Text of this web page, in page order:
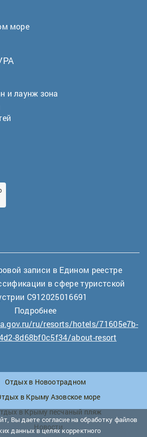
море
и лаунж зона
записи в Едином реестре
в сфере туристской
С912025016691
Подробнее
ru/resorts/hotels/71605e7b-
8d68bf0c5f34/about-resort
Отдых в Новоотрадном
в Крыму Азовское море
в Крыму песчаный пляж
Новости
Вы даете согласие на обработку файлов
данных в целях корректного